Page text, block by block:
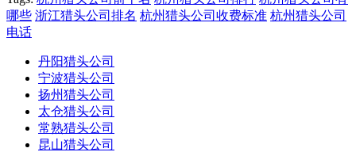
哪些 浙江猎头公司排名 杭州猎头公司收费标准 杭州猎头公司
电话
丹阳猎头公司
宁波猎头公司
扬州猎头公司
太仓猎头公司
常熟猎头公司
昆山猎头公司